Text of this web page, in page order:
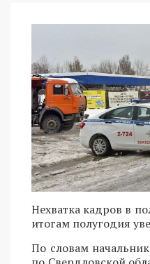
Нехватка кадров в
итогам полугодия
По словам